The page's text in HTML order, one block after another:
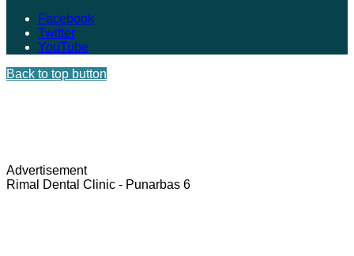
Facebook
Twitter
YouTube
Back to top button
Advertisement
Rimal Dental Clinic - Punarbas 6